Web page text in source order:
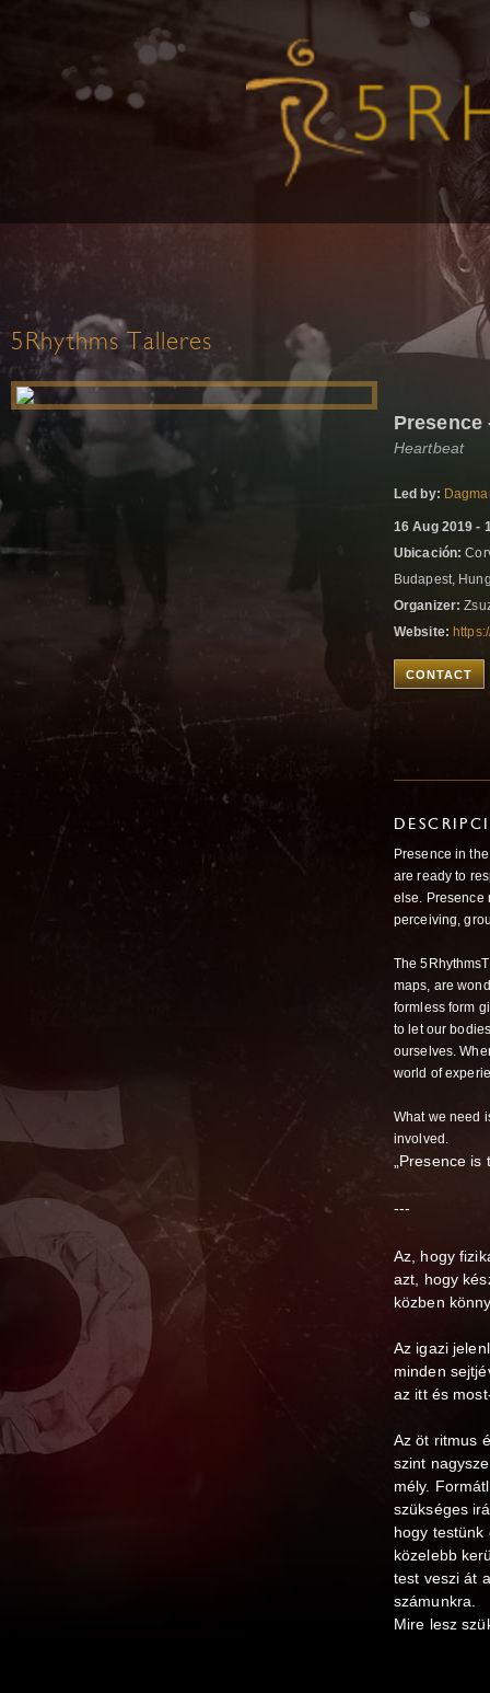
5Rhythms Talleres
Presence
Heartbeat
Led by:
16 Aug 2019 -
Ubicación:
Budapest,
Organizer:
Website:
CONTACT
Presence in
are ready to
else. Presence
perceiving,
The
maps, are
formless form
to let our
ourselves.
world of
What we need
involved.
„Presence
---
Az, hogy
azt, hogy
közben
Az igazi
minden
az itt és
Az öt ritmus
szint
mély.
szükséges
hogy testünk
közelebb
test veszi át
számunkra.
Mire lesz